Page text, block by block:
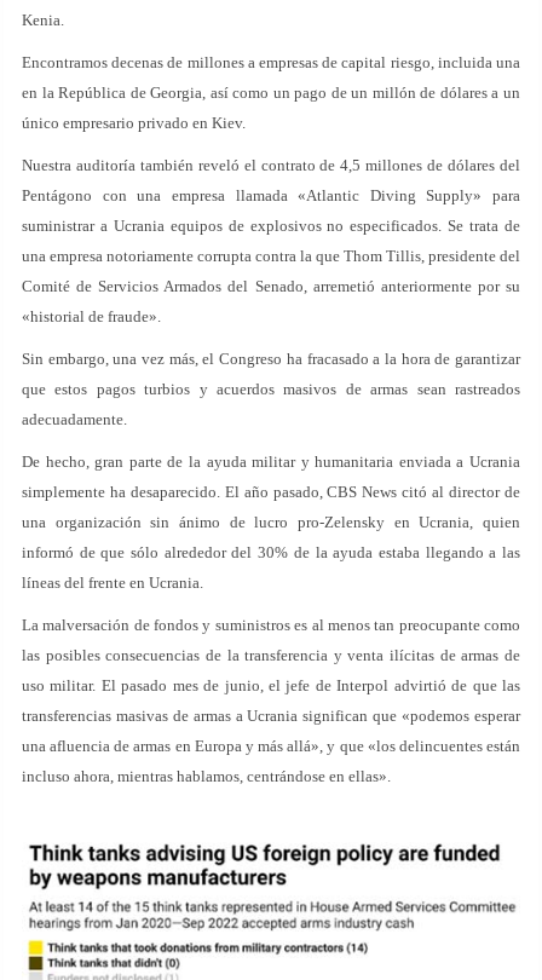
Kenia.
Encontramos decenas de millones a empresas de capital riesgo, incluida una
en la República de Georgia, así como un pago de un millón de dólares a un
único empresario privado en Kiev.
Nuestra auditoría también reveló el contrato de 4,5 millones de dólares del
Pentágono con una empresa llamada «Atlantic Diving Supply» para
suministrar a Ucrania equipos de explosivos no especificados. Se trata de
una empresa notoriamente corrupta contra la que Thom Tillis, presidente del
Comité de Servicios Armados del Senado, arremetió anteriormente por su
«historial de fraude».
Sin embargo, una vez más, el Congreso ha fracasado a la hora de garantizar
que estos pagos turbios y acuerdos masivos de armas sean rastreados
adecuadamente.
De hecho, gran parte de la ayuda militar y humanitaria enviada a Ucrania
simplemente ha desaparecido. El año pasado, CBS News citó al director de
una organización sin ánimo de lucro pro-Zelensky en Ucrania, quien
informó de que sólo alrededor del 30% de la ayuda estaba llegando a las
líneas del frente en Ucrania.
La malversación de fondos y suministros es al menos tan preocupante como
las posibles consecuencias de la transferencia y venta ilícitas de armas de
uso militar. El pasado mes de junio, el jefe de Interpol advirtió de que las
transferencias masivas de armas a Ucrania significan que «podemos esperar
una afluencia de armas en Europa y más allá», y que «los delincuentes están
incluso ahora, mientras hablamos, centrándose en ellas».